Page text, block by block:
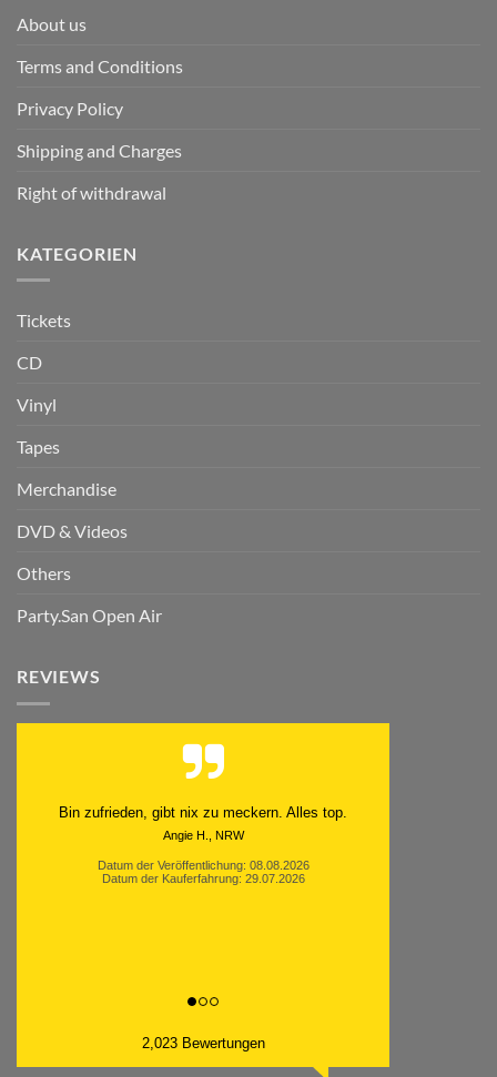
About us
Terms and Conditions
Privacy Policy
Shipping and Charges
Right of withdrawal
KATEGORIEN
Tickets
CD
Vinyl
Tapes
Merchandise
DVD & Videos
Others
Party.San Open Air
REVIEWS
Bin zufrieden, gibt nix zu meckern. Alles top.
Angie H., NRW
Datum der Veröffentlichung: 08.08.2026
Datum der Kauferfahrung: 29.07.2026
2,023 Bewertungen